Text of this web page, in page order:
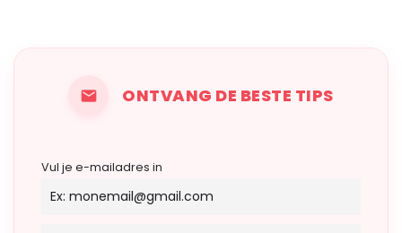
ONTVANG DE BESTE TIPS
Vul je e-mailadres in